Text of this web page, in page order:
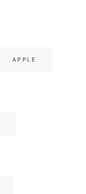
APPLE